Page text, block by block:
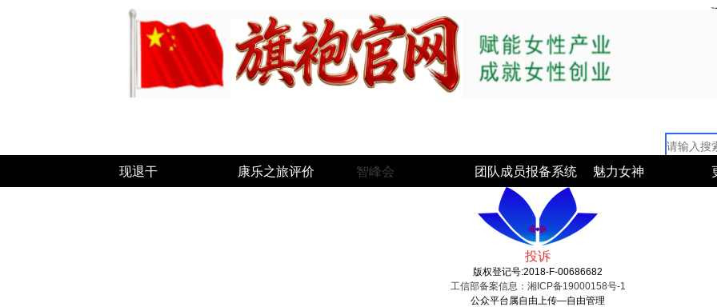
现退干 康乐之旅评价 智峰会 团队成员报备系统 魅力女神
投诉
版权登记号:2018-F-00686682
工信部备案信息：湘ICP备19000158号-1
公众平台属自由上传—自由管理